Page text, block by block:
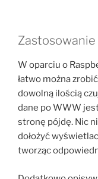
Zastosowanie
W oparciu o
łatwo można
dowolną ilością
dane po WWW
stronę pójdę. Nic
dołożyć
tworząc